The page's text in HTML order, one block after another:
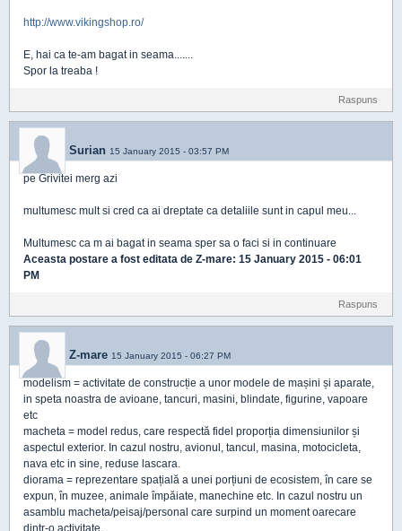
http://www.vikingshop.ro/
E, hai ca te-am bagat in seama.......
Spor la treaba !
Raspuns
Surian 15 January 2015 - 03:57 PM
pe Grivitei merg azi
multumesc mult si cred ca ai dreptate ca detaliile sunt in capul meu...
Multumesc ca m ai bagat in seama sper sa o faci si in continuare
Aceasta postare a fost editata de Z-mare: 15 January 2015 - 06:01
PM
Raspuns
Z-mare 15 January 2015 - 06:27 PM
modelism = activitate de construcție a unor modele de mașini și aparate,
in speta noastra de avioane, tancuri, masini, blindate, figurine, vapoare
etc
macheta = model redus, care respectă fidel proporția dimensiunilor și
aspectul exterior. In cazul nostru, avionul, tancul, masina, motocicleta,
nava etc in sine, reduse lascara.
diorama = reprezentare spațială a unei porțiuni de ecosistem, în care se
expun, în muzee, animale împăiate, manechine etc. In cazul nostru un
asamblu macheta/peisaj/personal care surpind un moment oarecare